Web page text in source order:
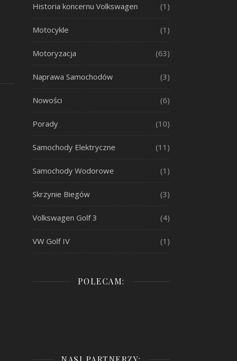
Historia koncernu Volkswagen (1)
Motocykle (1)
Motoryzacja (63)
Naprawa Samochodów (3)
Nowości (6)
Porady (10)
Samochody Elektryczne (11)
Samochody Wodorowe (1)
Skrzynie Biegów (3)
Volkswagen Golf 3 (4)
VW Golf IV (1)
POLECAM: